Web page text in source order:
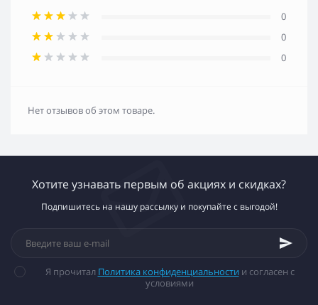
0
0
0
Нет отзывов об этом товаре.
Хотите узнавать первым об акциях и скидках?
Подпишитесь на нашу рассылку и покупайте с выгодой!
Я прочитал Политика конфиденциальности и согласен с
условиями